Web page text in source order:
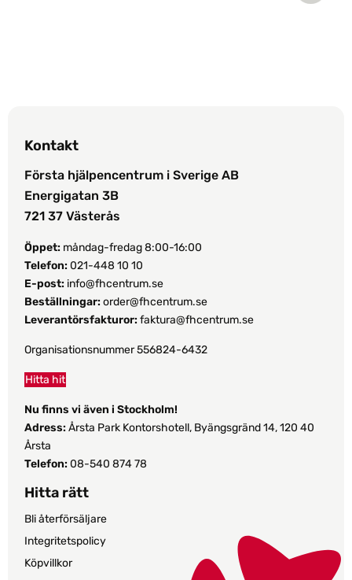
Kontakt
Första hjälpencentrum i Sverige AB
Energigatan 3B
721 37 Västerås
Öppet: måndag-fredag 8:00-16:00
Telefon:021-448 10 10
E-post: info@fhcentrum.se
Beställningar: order@fhcentrum.se
Leverantörsfakturor: faktura@fhcentrum.se
Organisationsnummer 556824-6432
Hitta hit
Nu finns vi även i Stockholm!
Adress: Årsta Park Kontorshotell, Byängsgränd 14, 120 40
Årsta
Telefon: 08-540 874 78
Hitta rätt
Bli återförsäljare
Integritetspolicy
Köpvillkor